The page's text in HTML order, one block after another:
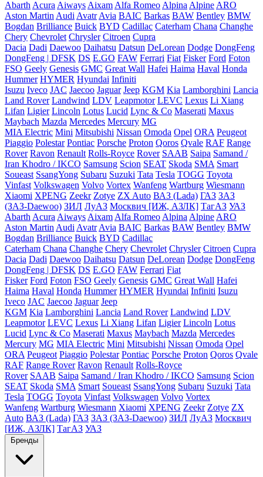
Abarth Acura Aiways Aixam Alfa Romeo Alpina Alpine ARO
Aston Martin Audi Avatr Avia BAIC Barkas BAW Bentley BMW
Bogdan Brilliance Buick BYD Cadillac Caterham Chana Changhe
Chery Chevrolet Chrysler Citroen Cupra
Dacia Dadi Daewoo Daihatsu Datsun DeLorean Dodge DongFeng
DongFeng | DFSK DS E.GO FAW Ferrari Fiat Fisker Ford Foton
FSO Geely Genesis GMC Great Wall Hafei Haima Haval Honda
Hummer HYMER Hyundai Infiniti
Isuzu Iveco JAC Jaecoo Jaguar Jeep KGM Kia Lamborghini Lancia
Land Rover Landwind LDV Leapmotor LEVC Lexus Li Xiang
Lifan Ligier Lincoln Lotus Lucid Lync & Co Maserati Maxus
Maybach Mazda Mercedes Mercury MG
MIA Electric Mini Mitsubishi Nissan Omoda Opel ORA Peugeot
Piaggio Polestar Pontiac Porsche Proton Qoros Qvale RAF Range
Rover Ravon Renault Rolls-Royce Rover SAAB Saipa Samand /
Iran Khodro / IKCO Samsung Scion SEAT Skoda SMA Smart
Soueast SsangYong Subaru Suzuki Tata Tesla TOGG Toyota
Vinfast Volkswagen Volvo Vortex Wanfeng Wartburg Wiesmann
Xiaomi XPENG Zeekr Zotye ZX Auto ВАЗ (Lada) ГАЗ ЗАЗ
(ЗАЗ-Daewoo) ЗИЛ ЛуАЗ Москвич [ИЖ, АЗЛК] ТагАЗ УАЗ
Abarth Acura Aiways Aixam Alfa Romeo Alpina Alpine ARO
Aston Martin Audi Avatr Avia BAIC Barkas BAW Bentley BMW
Bogdan Brilliance Buick BYD Cadillac
Caterham Chana Changhe Chery Chevrolet Chrysler Citroen Cupra
Dacia Dadi Daewoo Daihatsu Datsun DeLorean Dodge DongFeng
DongFeng | DFSK DS E.GO FAW Ferrari Fiat
Fisker Ford Foton FSO Geely Genesis GMC Great Wall Hafei
Haima Haval Honda Hummer HYMER Hyundai Infiniti Isuzu
Iveco JAC Jaecoo Jaguar Jeep
KGM Kia Lamborghini Lancia Land Rover Landwind LDV
Leapmotor LEVC Lexus Li Xiang Lifan Ligier Lincoln Lotus
Lucid Lync & Co Maserati Maxus Maybach Mazda Mercedes
Mercury MG MIA Electric Mini Mitsubishi Nissan Omoda Opel
ORA Peugeot Piaggio Polestar Pontiac Porsche Proton Qoros Qvale
RAF Range Rover Ravon Renault Rolls-Royce
Rover SAAB Saipa Samand / Iran Khodro / IKCO Samsung Scion
SEAT Skoda SMA Smart Soueast SsangYong Subaru Suzuki Tata
Tesla TOGG Toyota Vinfast Volkswagen Volvo Vortex
Wanfeng Wartburg Wiesmann Xiaomi XPENG Zeekr Zotye ZX
Auto ВАЗ (Lada) ГАЗ ЗАЗ (ЗАЗ-Daewoo) ЗИЛ ЛуАЗ Москвич
[ИЖ, АЗЛК] ТагАЗ УАЗ
Бренды